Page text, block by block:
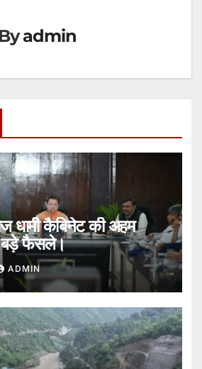
Byadmin
धामी कैबिनेट की अहम
बड़े फैसले।
ADMIN